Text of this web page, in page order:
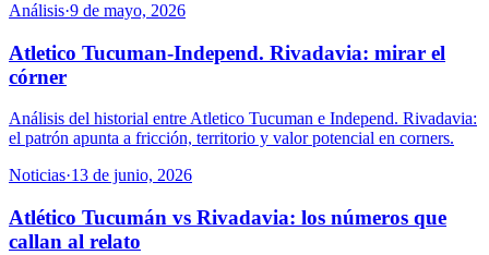
Análisis·9 de mayo, 2026
Atletico Tucuman-Independ. Rivadavia: mirar el
córner
Análisis del historial entre Atletico Tucuman e Independ. Rivadavia:
el patrón apunta a fricción, territorio y valor potencial en corners.
Noticias·13 de junio, 2026
Atlético Tucumán vs Rivadavia: los números que
callan al relato